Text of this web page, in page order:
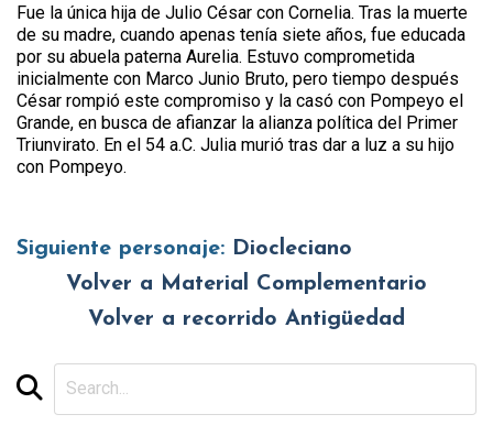
Fue la única hija de Julio César con Cornelia. Tras la muerte
de su madre, cuando apenas tenía siete años, fue educada
por su abuela paterna Aurelia. Estuvo comprometida
inicialmente con Marco Junio Bruto, pero tiempo después
César rompió este compromiso y la casó con Pompeyo el
Grande, en busca de afianzar la alianza política del Primer
Triunvirato. En el 54 a.C. Julia murió tras dar a luz a su hijo
con Pompeyo.
Siguiente personaje: Diocleciano
Volver a Material Complementario
Volver a recorrido Antigüedad